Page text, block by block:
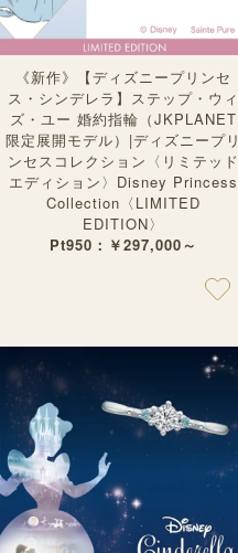
《新作》【ディズニープリンセ
ス・シンデレラ】ステップ・ウィ
ズ・ユー 婚約指輪（JKPLANET
限定展開モデル）|ディズニープリ
ンセスコレクション〈リミテッド
エディション〉Disney Princess
Collection〈LIMITED
EDITION〉
Pt950：￥297,000～